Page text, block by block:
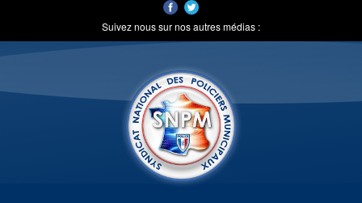
Suivez nous sur nos autres médias :